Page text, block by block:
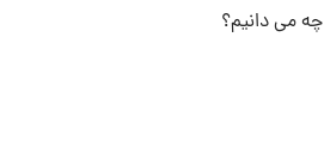
چه می دانیم؟